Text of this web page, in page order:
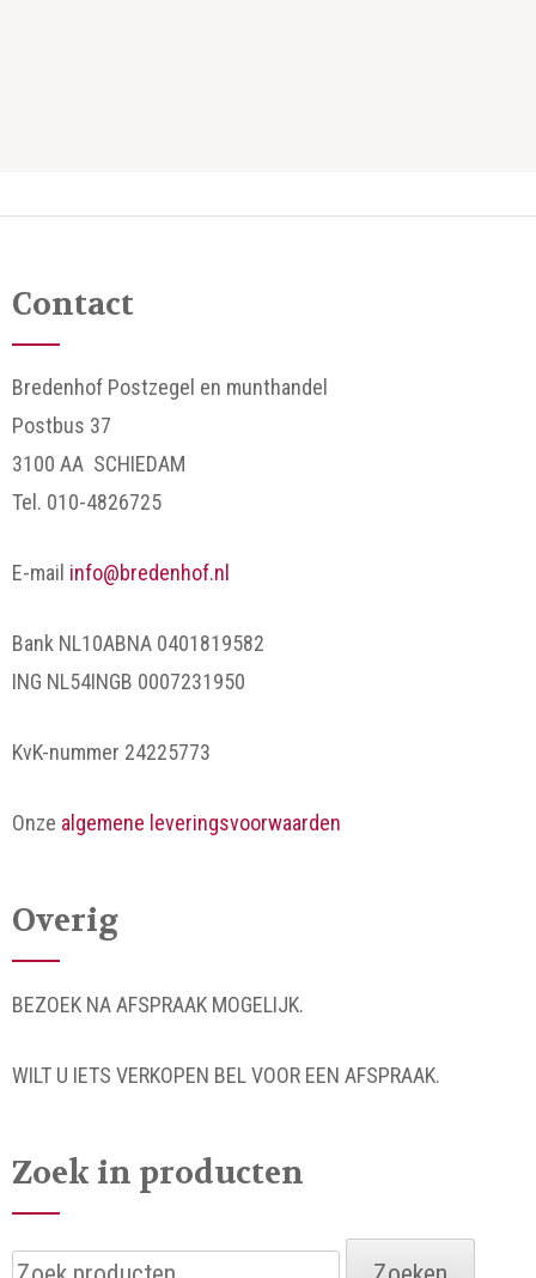
Contact
Bredenhof Postzegel en munthandel
Postbus 37
3100 AA SCHIEDAM
Tel. 010-4826725
E-mail info@bredenhof.nl
Bank NL10ABNA 0401819582
ING NL54INGB 0007231950
KvK-nummer 24225773
Onze algemene leveringsvoorwaarden
Overig
BEZOEK NA AFSPRAAK MOGELIJK.
WILT U IETS VERKOPEN BEL VOOR EEN AFSPRAAK.
Zoek in producten
Zoeken